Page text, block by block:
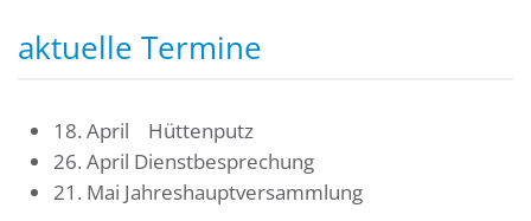
aktuelle Termine
18. April Hüttenputz
26. April Dienstbesprechung
21. Mai Jahreshauptversammlung